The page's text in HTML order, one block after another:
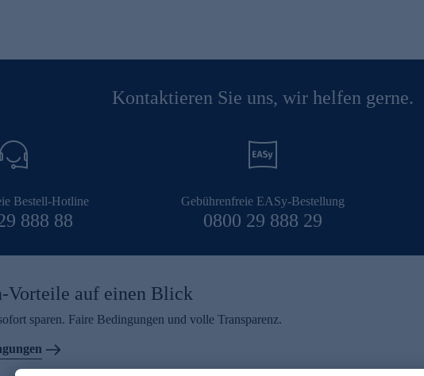
Kontaktieren Sie uns, wir helfen gerne.
Bestell-Hotline
888 88
Gebührenfreie EASy-Bestellung
0800 29 888 29
Vorteile auf einen Blick
sparen. Faire Bedingungen und volle Transparenz.